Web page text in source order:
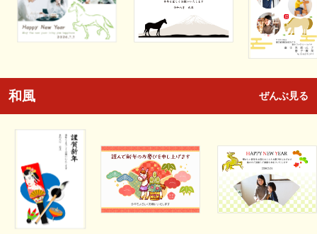
和風 ぜんぶ見る